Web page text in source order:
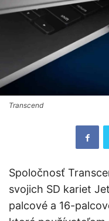
Transcend
Spoločnosť
svojich SD kariet
palcové a 16-